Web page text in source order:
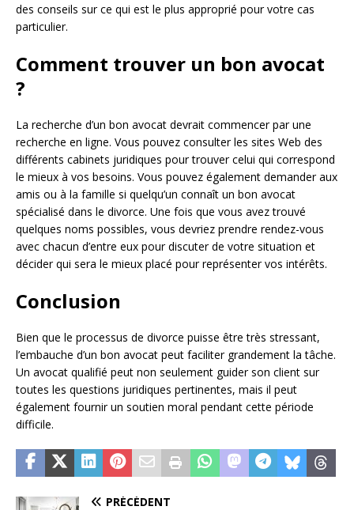
des conseils sur ce qui est le plus approprié pour votre cas
particulier.
Comment trouver un bon avocat
?
La recherche d’un bon avocat devrait commencer par une
recherche en ligne. Vous pouvez consulter les sites Web des
différents cabinets juridiques pour trouver celui qui correspond
le mieux à vos besoins. Vous pouvez également demander aux
amis ou à la famille si quelqu’un connaît un bon avocat
spécialisé dans le divorce. Une fois que vous avez trouvé
quelques noms possibles, vous devriez prendre rendez-vous
avec chacun d’entre eux pour discuter de votre situation et
décider qui sera le mieux placé pour représenter vos intérêts.
Conclusion
Bien que le processus de divorce puisse être très stressant,
l’embauche d’un bon avocat peut faciliter grandement la tâche.
Un avocat qualifié peut non seulement guider son client sur
toutes les questions juridiques pertinentes, mais il peut
également fournir un soutien moral pendant cette période
difficile.
PRÉCÉDENT